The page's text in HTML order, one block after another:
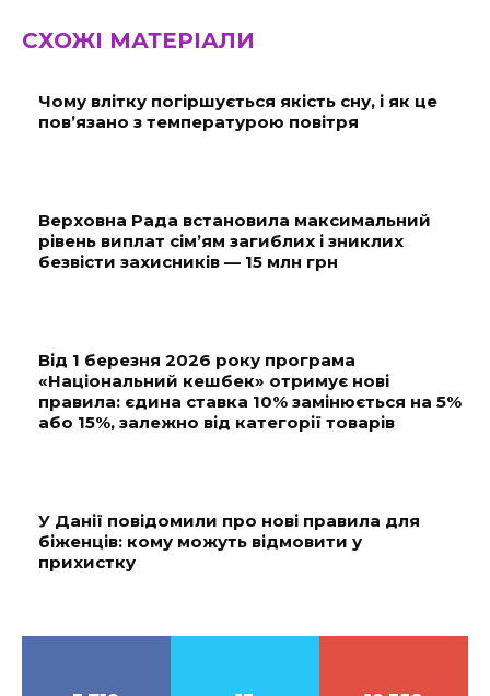
СХОЖІ МАТЕРІАЛИ
Чому влітку погіршується якість сну, і як це
пов’язано з температурою повітря
Верховна Рада встановила максимальний
рівень виплат сім’ям загиблих і зниклих
безвісти захисників — 15 млн грн
Від 1 березня 2026 року програма
«Національний кешбек» отримує нові
правила: єдина ставка 10% замінюється на 5%
або 15%, залежно від категорії товарів
У Данії повідомили про нові правила для
біженців: кому можуть відмовити у
прихистку